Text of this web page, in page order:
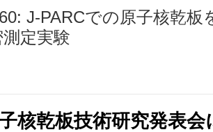
J-PARCでの原子核乾
定実験
核乾板技術研究発表